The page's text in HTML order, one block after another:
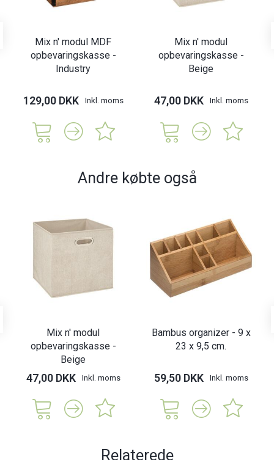
Mix n' modul MDF
opbevaringskasse -
Industry
129,00 DKK Inkl. moms
Mix n' modul
opbevaringskasse -
Beige
47,00 DKK Inkl. moms
Andre købte også
Mix n' modul
opbevaringskasse -
Beige
47,00 DKK Inkl. moms
Bambus organizer - 9 x
23 x 9,5 cm.
59,50 DKK Inkl. moms
Relaterede